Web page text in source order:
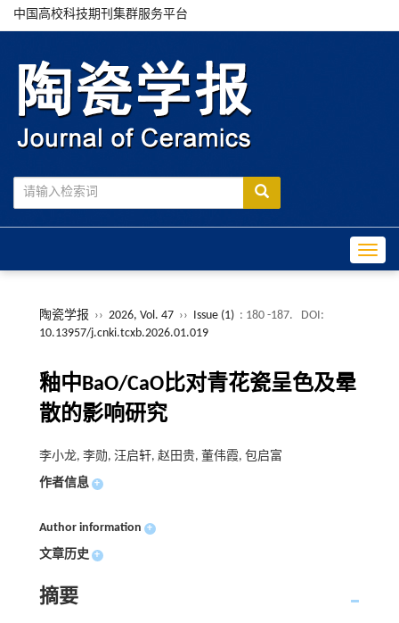
中国高校科技期刊集群服务平台
陶瓷学报 ›› 2026, Vol. 47 ›› Issue (1) : 180 -187.
DOI:
10.13957/j.cnki.tcxb.2026.01.019
釉中BaO/CaO比对青花瓷呈色及晕
散的影响研究
李小龙, 李勋, 汪启轩, 赵田贵, 董伟霞, 包启富
作者信息 +
Author information +
文章历史 +
摘要